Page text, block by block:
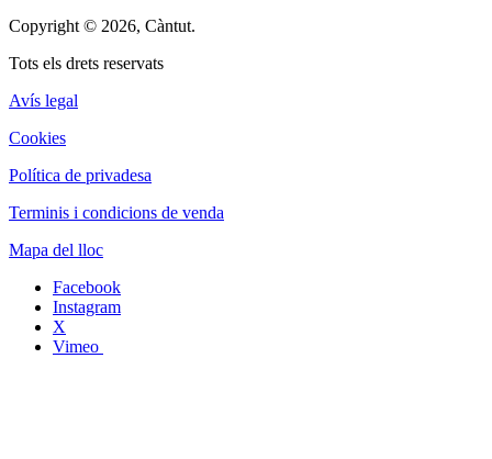
Copyright © 2026, Càntut.
Tots els drets reservats
Avís legal
Cookies
Política de privadesa
Terminis i condicions de venda
Mapa del lloc
Facebook
Instagram
X
Vimeo